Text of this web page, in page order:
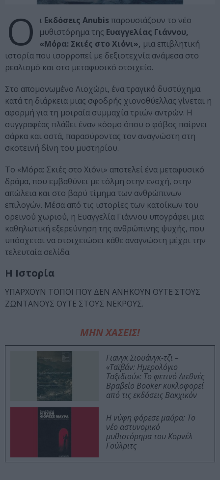
Ο ι Εκδόσεις Anubisπαρουσιάζουν το νέο
μυθιστόρημα της Ευαγγελίας Γιάννου,
«Μόρα: Σκιές στο Χιόνι», μια επιβλητική
ιστορία που ισορροπεί με δεξιοτεχνία ανάμεσα στο
ρεαλισμό και στο μεταφυσικό στοιχείο.
Στο απομονωμένο Λιοχώρι, ένα τραγικό δυστύχημα
κατά τη διάρκεια μιας σφοδρής χιονοθύελλας γίνεται η
αφορμή για τη μοιραία συμμαχία τριών αντρών. Η
συγγραφέας πλάθει έναν κόσμο όπου ο φόβος παίρνει
σάρκα και οστά, παρασύροντας τον αναγνώστη στη
σκοτεινή δίνη του μυστηρίου.
Το «Μόρα: Σκιές στο Χιόνι» αποτελεί ένα μεταφυσικό
δράμα, που εμβαθύνει με τόλμη στην ενοχή, στην
απώλεια και στο βαρύ τίμημα των ανθρώπινων
επιλογών. Μέσα από τις ιστορίες των κατοίκων του
ορεινού χωριού, η Ευαγγελία Γιάννου υπογράφει μια
καθηλωτική εξερεύνηση της ανθρώπινης ψυχής, που
υπόσχεται να στοιχειώσει κάθε αναγνώστη μέχρι την
τελευταία σελίδα.
Η Ιστορία
ΥΠΑΡΧΟΥΝ ΤΟΠΟΙ ΠΟΥ ΔΕΝ ΑΝΗΚΟΥΝ ΟΥΤΕ ΣΤΟΥΣ
ΖΩΝΤΑΝΟΥΣ ΟΥΤΕ ΣΤΟΥΣ ΝΕΚΡΟΥΣ.
ΜΗΝ ΧΑΣΕΙΣ!
Γιανγκ Σιουάνγκ-τζι –
«Ταϊβάν: Ημερολόγιο
Ταξιδιού»: Το φετινό Διεθνές
Βραβείο Booker κυκλοφορεί
από τις εκδόσεις Βακχικόν
Η νύφη φόρεσε μαύρα: Το
νέο αστυνομικό
μυθιστόρημα του Κορνέλ
Γούλριτς